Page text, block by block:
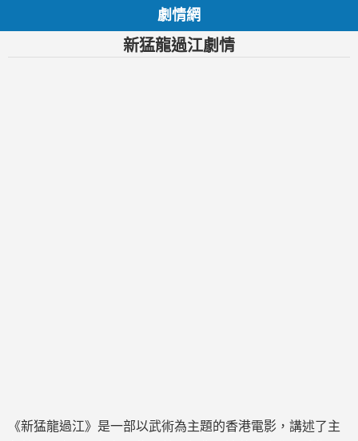
劇情網
新猛龍過江劇情
《新猛龍過江》是一部以武術為主題的香港電影，講述了主